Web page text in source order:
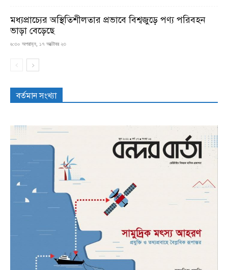
মধ্যপ্রাচ্যের অস্থিতিশীলতার প্রভাবে বিশ্বজুড়ে পণ্য পরিবহন
ভাড়া বেড়েছে
৬:৩০ অপরাহ্ন, ১৭ অক্টোবর ২৩
বর্তমান সংখ্যা